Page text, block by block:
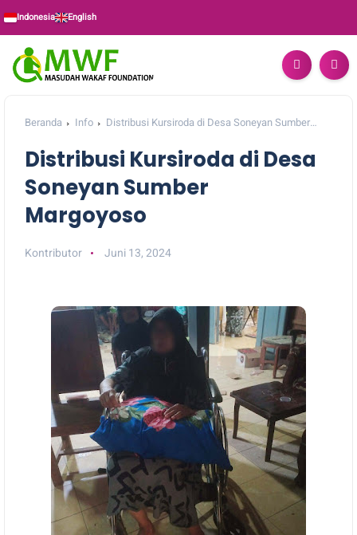
Indonesia English
Beranda Info
Distribusi Kursiroda di Desa Soneyan Sumber
Distribusi Kursiroda di Desa
Soneyan Sumber
Margoyoso
Kontributor Juni 13, 2024